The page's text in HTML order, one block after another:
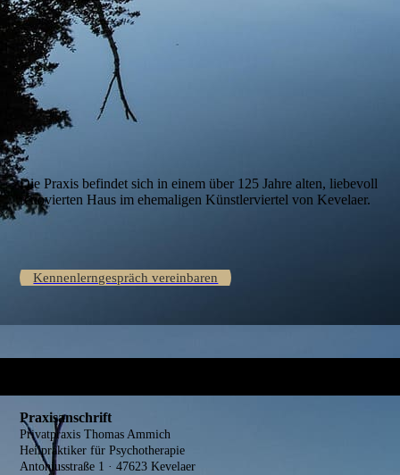
Die Praxis befindet sich in einem über 125 Jahre alten, liebevoll
renovierten Haus im ehemaligen Künstlerviertel von Kevelaer.
Kennenlerngespräch vereinbaren
Praxisanschrift
Privatpraxis Thomas Ammich
Heilpraktiker für Psychotherapie
Antoniusstraße 1 · 47623 Kevelaer